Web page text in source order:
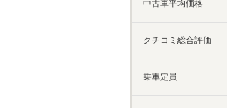
中古車平均価格
クチコミ総合評価
乗車定員